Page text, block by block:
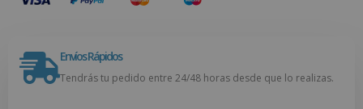
Envíos Rápidos
Tendrás tu pedido entre 24/48 horas desde que lo realizas.